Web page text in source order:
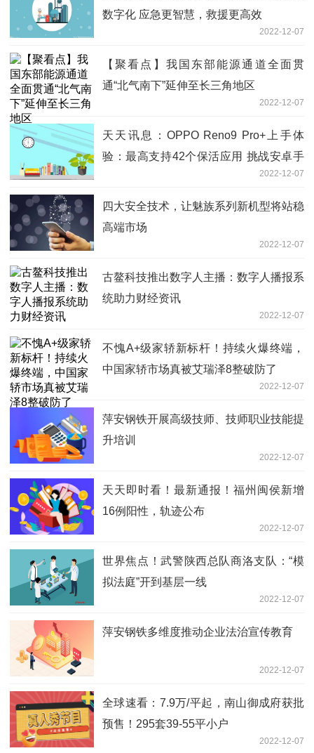
数字化 应急更智慧，救援更高效
2022-12-07
【聚看点】我国东部能源通道全面贯
通“北气南下”延伸至长三角地区
2022-12-07
天天讯息：OPPO Reno9 Pro+上手体
验：最高支持42个保活应用 挑战安卓手
2022-12-07
四大安全技术，让魅族系列新机型将站稳
高端市场
2022-12-07
古鳌科技推出数字人主播：数字人播报系
统助力财经资讯
2022-12-07
不愧A+级家轿新标杆！持续火爆终端，
中国家轿市场真被艾瑞泽8整破防了
2022-12-07
萍安钢铁开展高级技师、技师职业技能提
升培训
2022-12-07
天天即时看！最新通报！福州闽侯新增
16例阳性，轨迹公布
2022-12-07
世界焦点！武警陕西总队商洛支队：“模
拟法庭”开到基层一线
2022-12-07
萍安钢铁多维度推动企业法治宣传教育
2022-12-07
全球速看：7.9万/平起，南山御成府获批
预售！295套39-55平小户
2022-12-07